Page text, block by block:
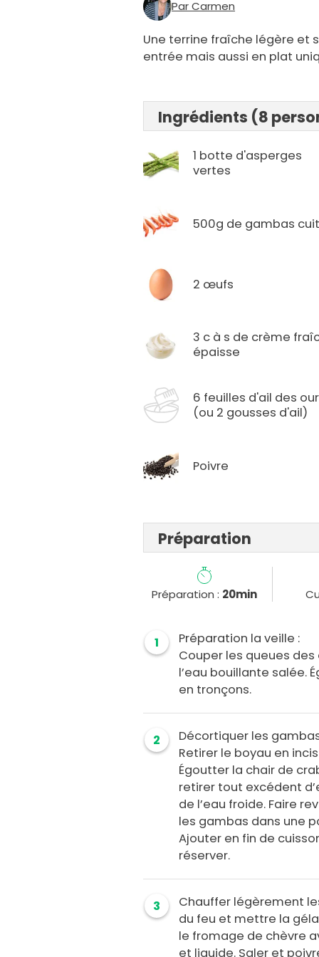
Par Carmen
Une terrine fraîche légère et
entrée mais aussi en plat
Ingrédients (8
1 botte d'asperges
vertes
500g de gambas
2 œufs
3 c à s de crème
épaisse
6 feuilles d'ail des
(ou 2 gousses d'ail)
Poivre
Préparation
Préparation : 20min
1
Préparation la veille :
Couper les queues
l’eau bouillante salée.
en tronçons.
2
Décortiquer les
Retirer le boyau en
Égoutter la chair de
retirer tout excédent
de l’eau froide. Faire
les gambas dans une
Ajouter en fin de
réserver.
3
Chauffer légèrement
du feu et mettre la
le fromage de chèvre
et liquide. Saler et